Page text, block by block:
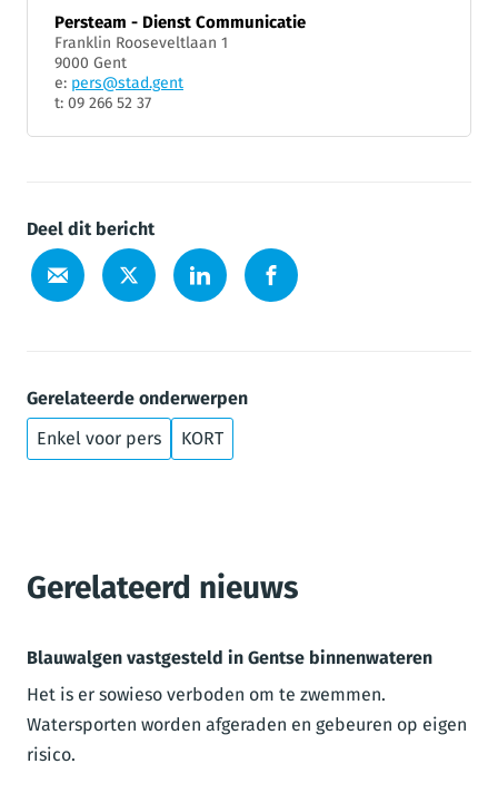
Persteam - Dienst Communicatie
Franklin Rooseveltlaan 1
9000 Gent
e: pers@stad.gent
t: 09 266 52 37
Deel dit bericht
Gerelateerde onderwerpen
Enkel voor pers
KORT
Gerelateerd nieuws
Blauwalgen vastgesteld in Gentse binnenwateren
Het is er sowieso verboden om te zwemmen.
Watersporten worden afgeraden en gebeuren op eigen
risico.